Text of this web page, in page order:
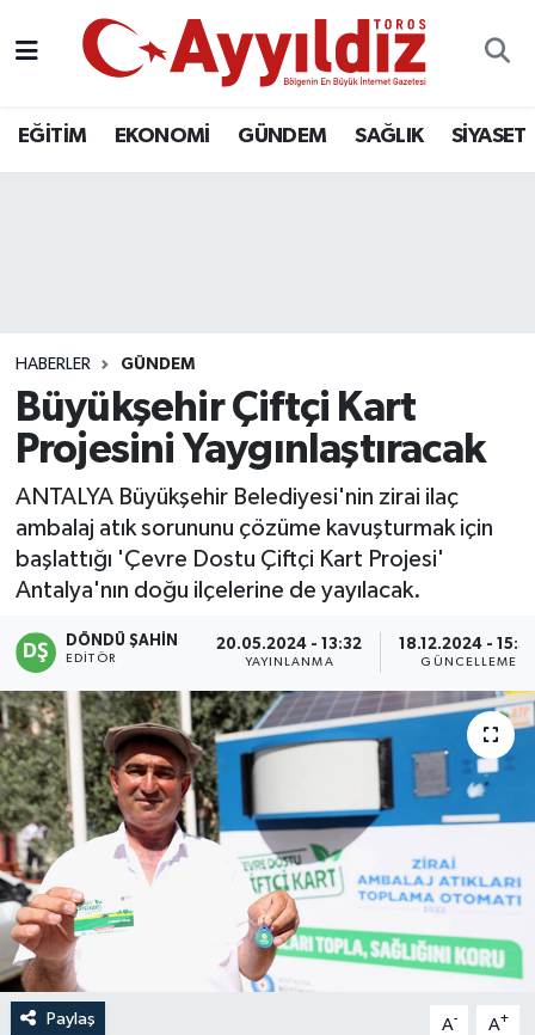
EĞİTİM EKONOMİ GÜNDEM SAĞLIK SİYASET
HABERLER GÜNDEM
Büyükşehir Çiftçi Kart
Projesini Yaygınlaştıracak
ANTALYA Büyükşehir Belediyesi'nin zirai ilaç
ambalaj atık sorununu çözüme kavuşturmak için
başlattığı 'Çevre Dostu Çiftçi Kart Projesi'
Antalya'nın doğu ilçelerine de yayılacak.
DÖNDÜ ŞAHİN
EDITÖR
20.05.2024 - 13:32
YAYINLANMA
18.12.2024 -
GÜNCELLEME
Paylaş A- A+